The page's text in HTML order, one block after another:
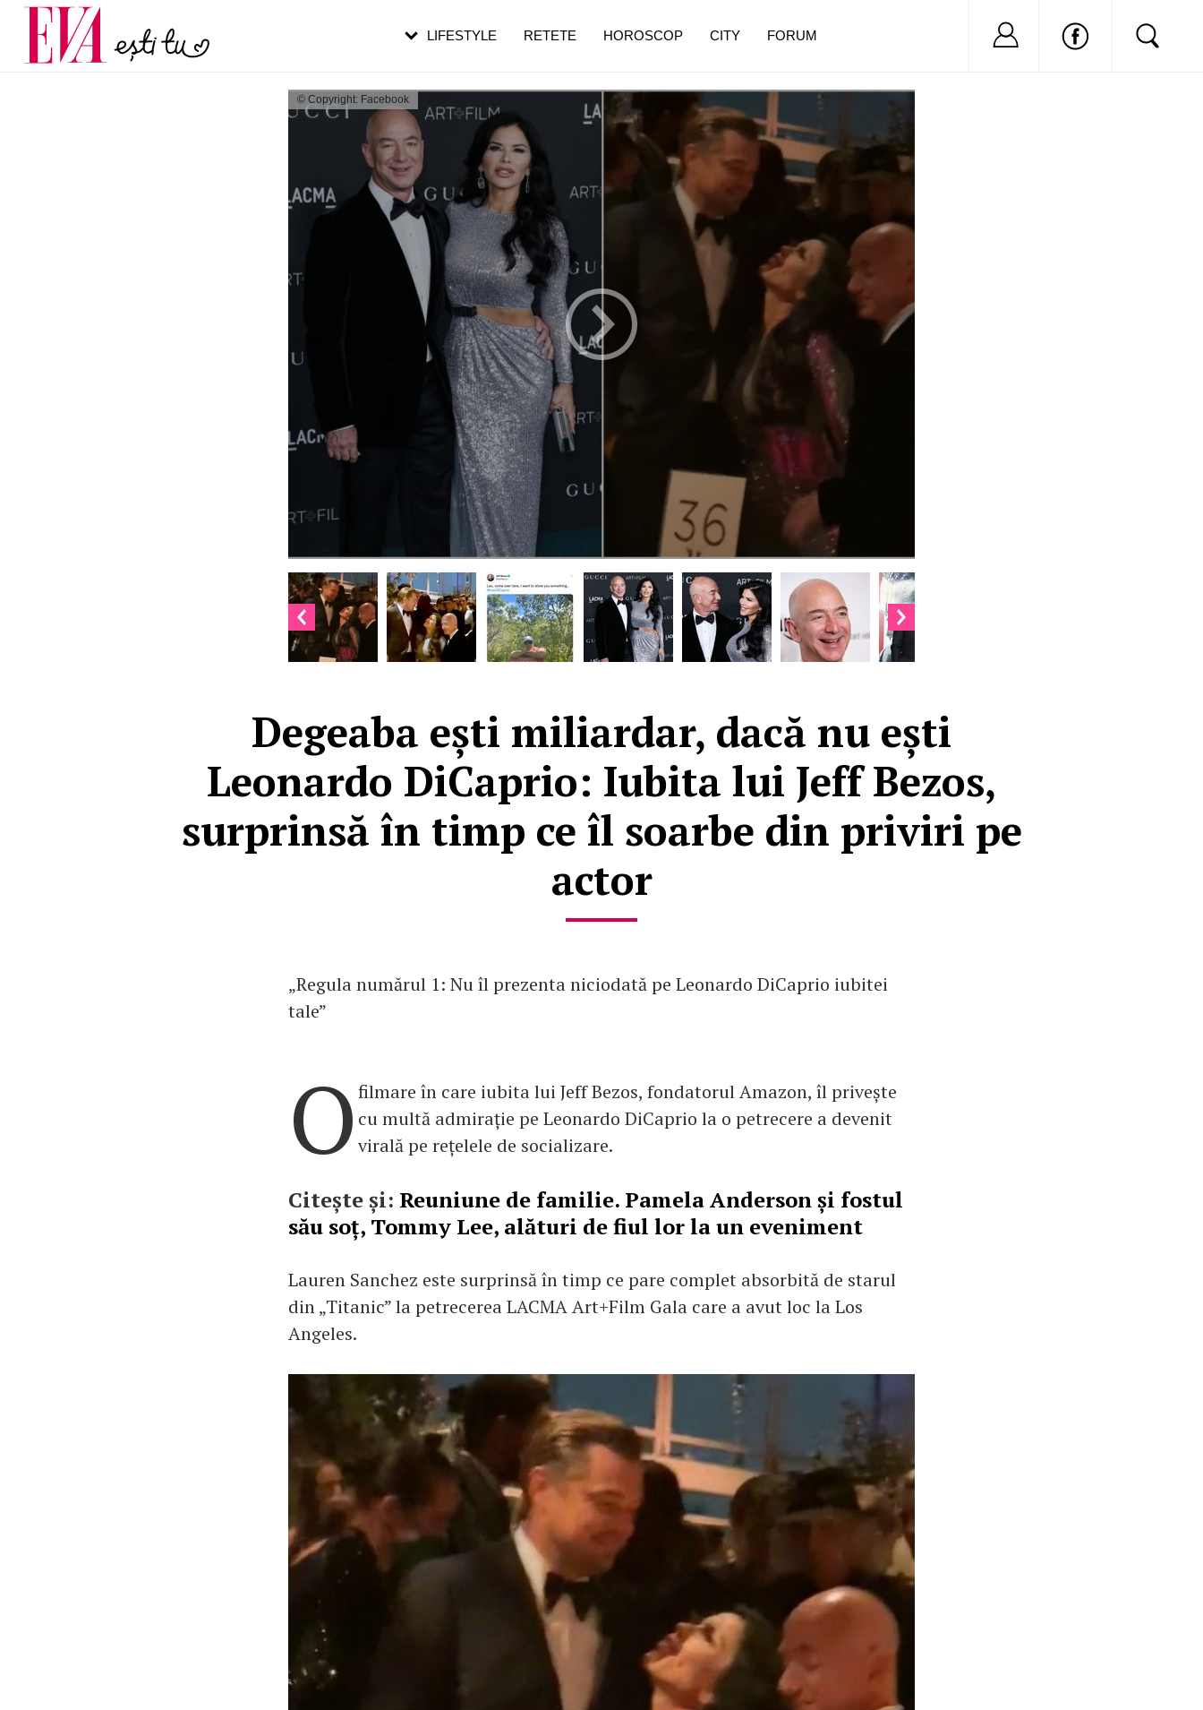
© Copyright: Facebook
Degeaba ești miliardar, dacă nu ești
Leonardo DiCaprio: Iubita lui Jeff Bezos,
surprinsă în timp ce îl soarbe din priviri pe
actor
„Regula numărul 1: Nu îl prezenta niciodată pe Leonardo DiCaprio iubitei
tale”
O filmare în care iubita lui Jeff Bezos, fondatorul Amazon, îl privește
cu multă admirație pe Leonardo DiCaprio la o petrecere a devenit
virală pe rețelele de socializare.
Citește și: Reuniune de familie. Pamela Anderson și fostul
său soț, Tommy Lee, alături de fiul lor la un eveniment
Lauren Sanchez este surprinsă în timp ce pare complet absorbită de starul
din „Titanic” la petrecerea LACMA Art+Film Gala care a avut loc la Los
Angeles.
LIFESTYLE RETETE HOROSCOP CITY FORUM Nu ai cont?
Carieră
Actualitate
pe măsură ce înaintezi în vârstă
de dureroasă este investigația